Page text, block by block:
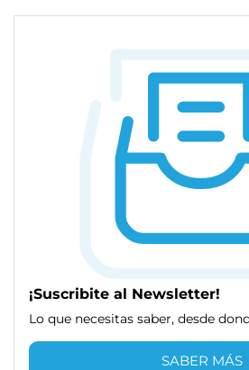
¡Suscribite al Newsletter!
Lo que necesitas saber, desde
SABER MÁS